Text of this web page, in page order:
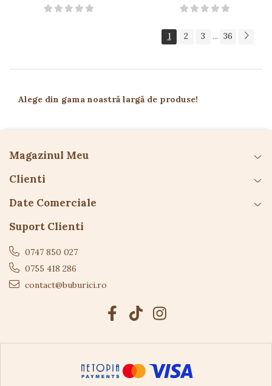
1 2 3 ... 36
Alege din gama noastră largă de produse!
Magazinul Meu
Clienti
Date Comerciale
Suport Clienti
0747 850 027
0755 418 286
contact@buburici.ro